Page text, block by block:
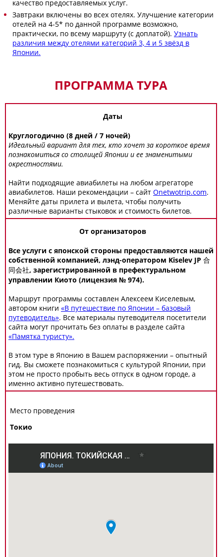
качество предоставляемых услуг.
Завтраки включены во всех отелях. Улучшение категории
отелей на 4-5* по данной программе возможно,
практически, по всему маршруту (с доплатой). Узнать
различия между отелями категорий 3, 4 и 5 звёзд в
Японии.
ПРОГРАММА ТУРА
Даты
Круглогодично (8 дней / 7 ночей)
Идеальный вариант для тех, кто хочет за короткое время
познакомиться со столицей Японии и ее знаменитыми
окрестностями.
Найти подходящие авиабилеты на любом агрегаторе
авиабилетов. Наши рекомендации – сайт Onetwotrip.com.
Меняйте даты прилета и вылета, чтобы получить
различные варианты стыковок и стоимость билетов.
От организаторов
Все услуги с японской стороны предоставляются нашей
собственной компанией, лэнд-оператором Kiselev JP 合
同会社, зарегистрированной в префектуральном
управлении Киото (лицензия № 974).
Маршрут программы составлен Алексеем Киселевым,
автором книги «В путешествие по Японии – базовый
путеводитель». Все материалы путеводителя посетители
сайта могут прочитать без оплаты в разделе сайта
«Памятка туристу».
В этом туре в Японию в Вашем распоряжении – опытный
гид. Вы сможете познакомиться с культурой Японии, при
этом не просто пробыть весь отпуск в одном городе, а
именно активно путешествовать.
Место проведения
Токио